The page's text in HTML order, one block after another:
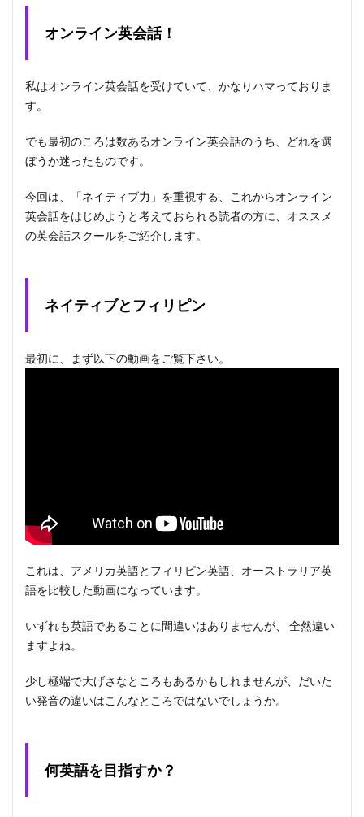
オンライン英会話！
私はオンライン英会話を受けていて、かなりハマっておりま
す。
でも最初のころは数あるオンライン英会話のうち、どれを選
ぼうか迷ったものです。
今回は、「ネイティブ力」を重視する、これからオンライン
英会話をはじめようと考えておられる読者の方に、オススメ
の英会話スクールをご紹介します。
ネイティブとフィリピン
最初に、まず以下の動画をご覧下さい。
これは、アメリカ英語とフィリピン英語、オーストラリア英
語を比較した動画になっています。
いずれも英語であることに間違いはありませんが、 全然違い
ますよね。
少し極端で大げさなところもあるかもしれませんが、だいた
い発音の違いはこんなところではないでしょうか。
何英語を目指すか？